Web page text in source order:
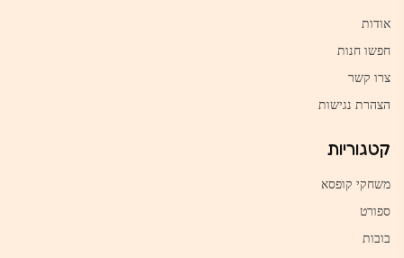
אודות
חפשו חנות
צרו קשר
הצהרת נגישות
קטגוריות
משחקי קופסא
ספורט
בובות